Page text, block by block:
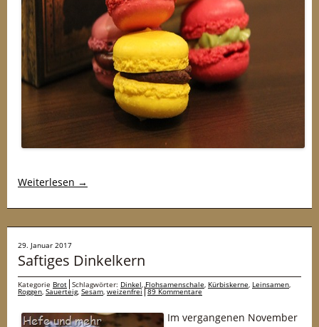
Weiterlesen →
29. Januar 2017
Saftiges Dinkelkern
Kategorie Brot Schlagwörter: Dinkel,Flohsamenschale, Kürbiskerne, Leinsamen,
Roggen, Sauerteig, Sesam, weizenfrei 89 Kommentare
Im vergangenen November